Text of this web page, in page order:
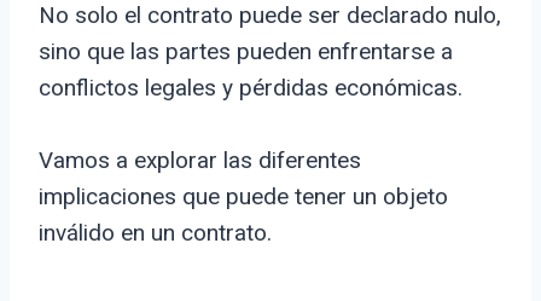
No solo el contrato puede ser declarado nulo,
sino que las partes pueden enfrentarse a
conflictos legales y pérdidas económicas.
Vamos a explorar las diferentes
implicaciones que puede tener un objeto
inválido en un contrato.